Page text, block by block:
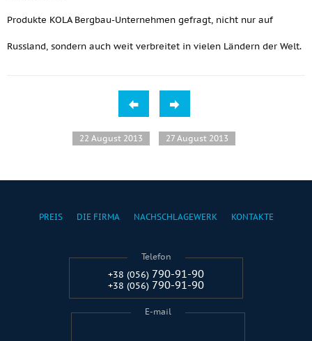
Produkte KOLA Bergbau-Unternehmen gefragt, nicht nur auf
Russland, sondern auch weit verbreitet in vielen Ländern der Welt.
22 August 2013 27 August 2013
PREIS DIE FIRMA NACHSCHLAGEWERK KONTAKTE
Telefon
+38 (056) 790-91-90
+38 (056) 790-91-90
E-mail